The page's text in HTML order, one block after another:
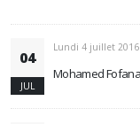
04
JUL
Lundi 4 juillet 2016
Mohamed